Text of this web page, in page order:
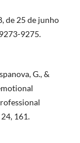
de 25 de junho
9275.
G., &
161.